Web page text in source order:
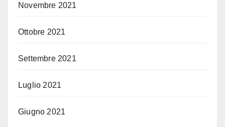
Novembre 2021
Ottobre 2021
Settembre 2021
Luglio 2021
Giugno 2021